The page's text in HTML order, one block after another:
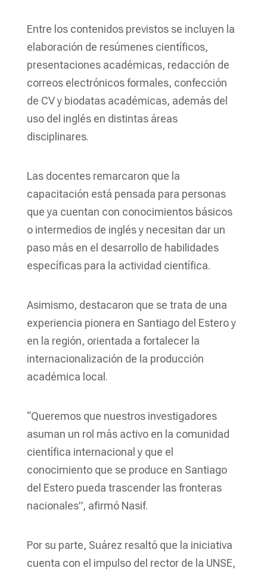
Entre los contenidos previstos se incluyen la
elaboración de resúmenes científicos,
presentaciones académicas, redacción de
correos electrónicos formales, confección
de CV y biodatas académicas, además del
uso del inglés en distintas áreas
disciplinares.
Las docentes remarcaron que la
capacitación está pensada para personas
que ya cuentan con conocimientos básicos
o intermedios de inglés y necesitan dar un
paso más en el desarrollo de habilidades
específicas para la actividad científica.
Asimismo, destacaron que se trata de una
experiencia pionera en Santiago del Estero y
en la región, orientada a fortalecer la
internacionalización de la producción
académica local.
“Queremos que nuestros investigadores
asuman un rol más activo en la comunidad
científica internacional y que el
conocimiento que se produce en Santiago
del Estero pueda trascender las fronteras
nacionales”, afirmó Nasif.
Por su parte, Suárez resaltó que la iniciativa
cuenta con el impulso del rector de la UNSE,